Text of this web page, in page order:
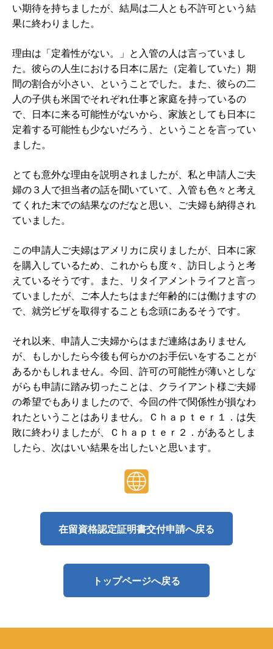
い期待を持ちましたが、結局は二人とも不許可という結
果に終わりました。
理由は「定着性がない。」と入管の人は言っていまし
た。彼らの人生における日本に居た（定着していた）期
間の割合が小さい、ということでした。また、彼らの二
人の子供も米国でそれぞれ仕事と家庭を持っているの
で、日本に来る可能性がないから、家族としても日本に
定着する可能性も少ないだろう、ということを言ってい
ました。
とても意外な理由を説明されましたが、私と申請人ご夫
婦の３人で担当者の話を聞いていて、入管も色々と考え
てくれた末での結果なのだなと思い、ご夫婦も納得され
ていました。
この申請人ご夫婦はアメリカに戻りましたが、日本に家
を購入しているため、これからも度々、訪日しようと考
えているそうです。また、リタイアメントライフと言っ
ていましたが、ご本人たちはまだ年齢的には働けますの
で、就労ビザを取得することも念頭にあるそうです。
それ以来、申請人ご夫婦からはまだ連絡はありません
が、もしかしたら今後も何らかのお手伝いをすることが
あるかもしれません。今回、許可の可能性が薄いとしな
がらも申請に踏み切ったことは、クライアント様ご夫婦
の希望でもありましたので、今回の件で関係性が損なわ
れたということはありません。Ｃｈａｐｔｅｒ１．は失
敗に終わりましたが、Ｃｈａｐｔｅｒ２．があるとしま
したら、次はいい結果を出したいと思います。
在留資格認定証明書交付申請へ戻る
トップページへ戻る